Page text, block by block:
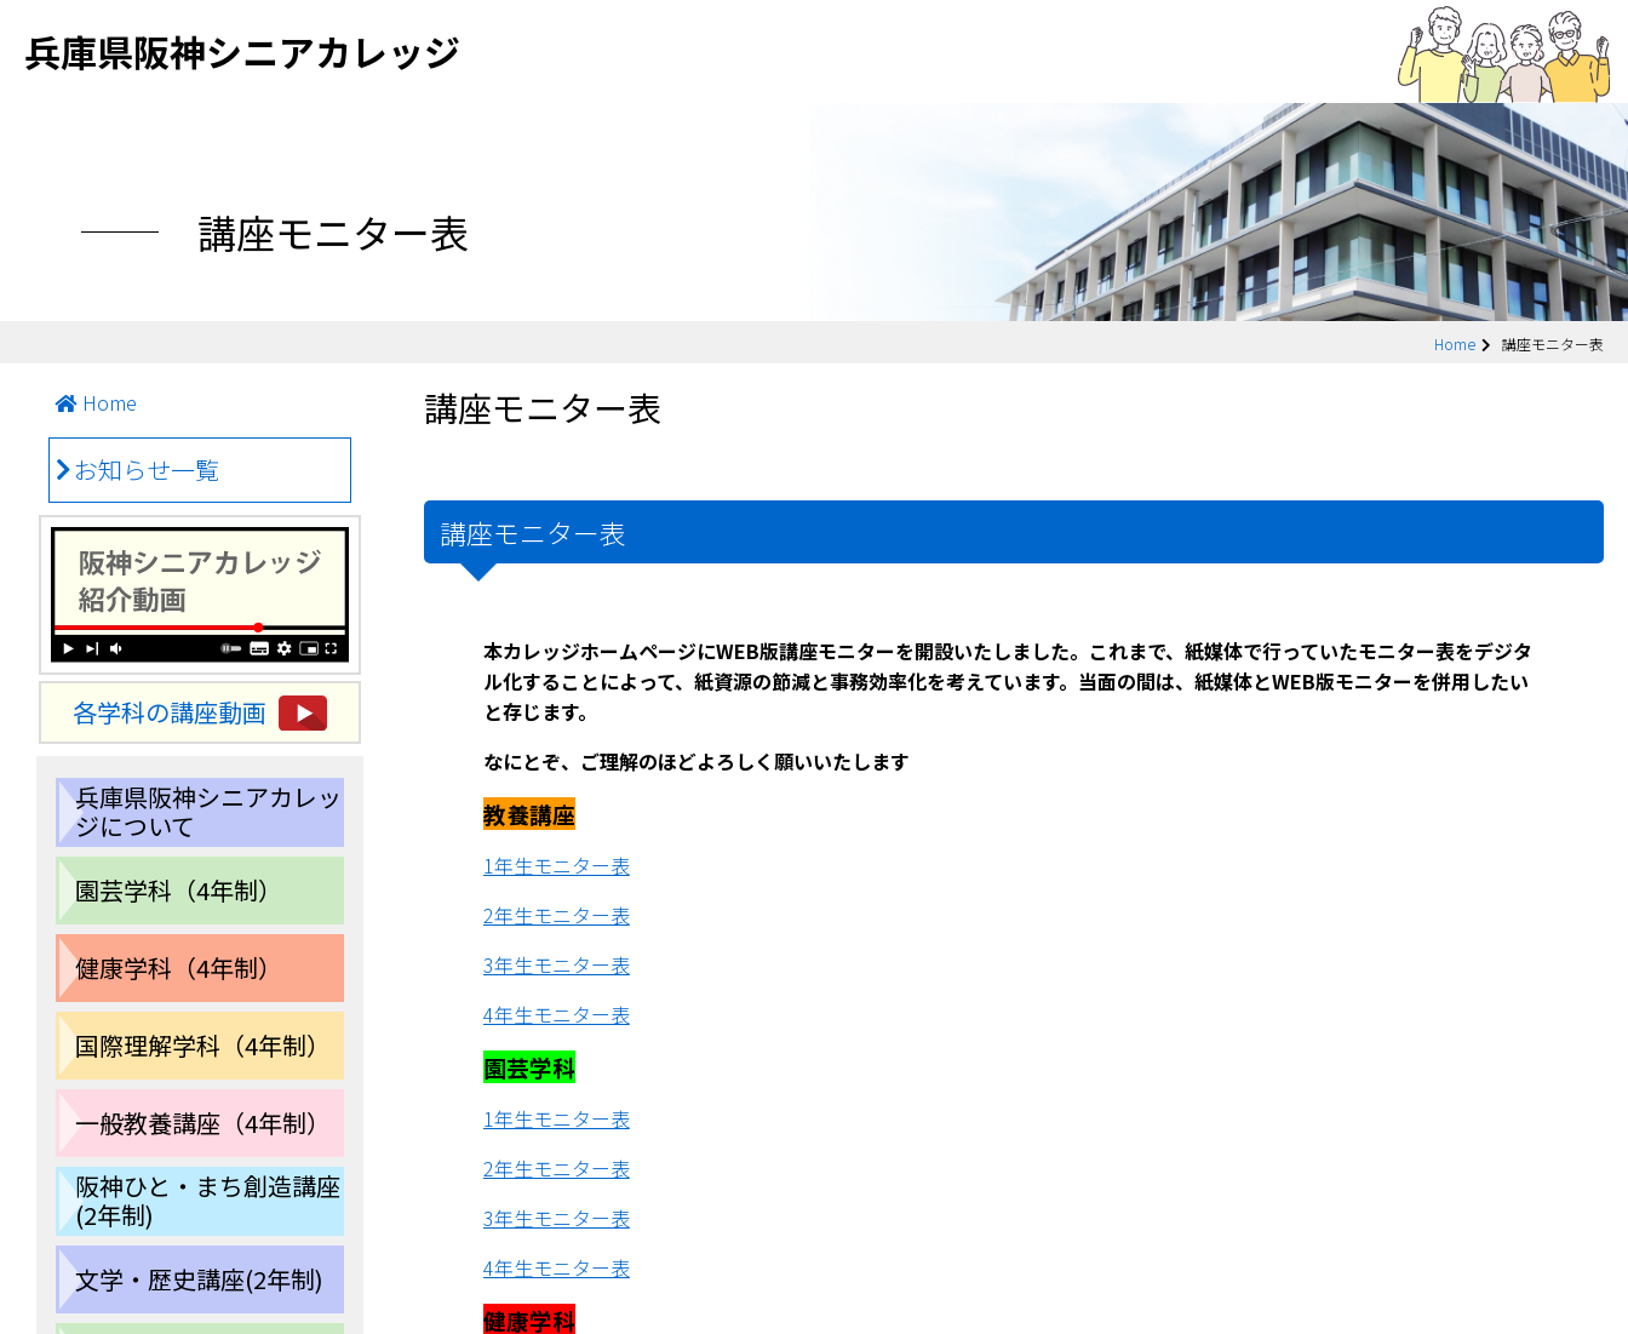
兵庫県阪神シニアカレッジ
講座モニター表
Home 講座モニター表
講座モニター表
講座モニター表
本カレッジホームページにWEB版講座モニターを開設いたしました。これまで、紙媒体で行っていたモニター表をデジタ
ル化することによって、紙資源の節減と事務効率化を考えています。当面の間は、紙媒体とWEB版モニターを併用したい
と存じます。
なにとぞ、ご理解のほどよろしく願いいたします
教養講座
1年生モニター表
2年生モニター表
3年生モニター表
4年生モニター表
園芸学科
1年生モニター表
2年生モニター表
3年生モニター表
4年生モニター表
健康学科
Home
お知らせ一覧
各学科の講座動画
兵庫県阪神シニアカレッ
ジについて
園芸学科（4年制）
健康学科（4年制）
国際理解学科（4年制）
一般教養講座（4年制）
阪神ひと・まち創造講座
(2年制)
文学・歴史講座(2年制)